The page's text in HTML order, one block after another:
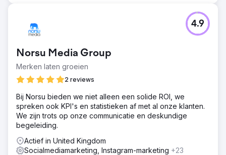
Norsu Media Group
Merken laten groeien
2 reviews
4.9
Bij Norsu bieden we niet alleen een solide ROI, we
spreken ook KPI's en statistieken af met al onze klanten.
We zijn trots op onze communicatie en deskundige
begeleiding.
Actief in United Kingdom
Socialmediamarketing, Instagram-marketing +23